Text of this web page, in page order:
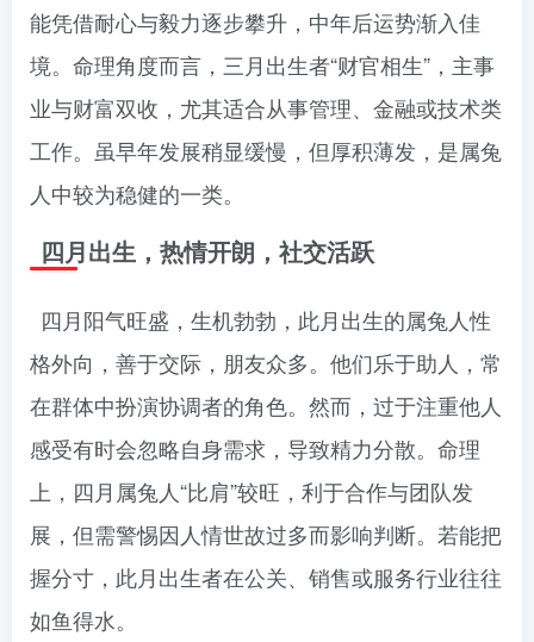
能凭借耐心与毅力逐步攀升，中年后运势渐入佳
境。命理角度而言，三月出生者“财官相生”，主事
业与财富双收，尤其适合从事管理、金融或技术类
工作。虽早年发展稍显缓慢，但厚积薄发，是属兔
人中较为稳健的一类。
四月出生，热情开朗，社交活跃
四月阳气旺盛，生机勃勃，此月出生的属兔人性
格外向，善于交际，朋友众多。他们乐于助人，常
在群体中扮演协调者的角色。然而，过于注重他人
感受有时会忽略自身需求，导致精力分散。命理
上，四月属兔人“比肩”较旺，利于合作与团队发
展，但需警惕因人情世故过多而影响判断。若能把
握分寸，此月出生者在公关、销售或服务行业往往
如鱼得水。